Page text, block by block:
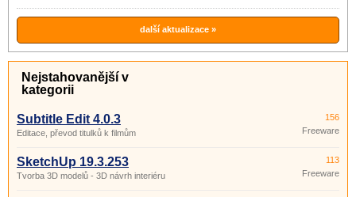
další aktualizace »
Nejstahovanější v
kategorii
Subtitle Edit 4.0.3
Editace, převod titulků k filmům
156
Freeware
SketchUp 19.3.253
Tvorba 3D modelů - 3D návrh interiéru
113
Freeware